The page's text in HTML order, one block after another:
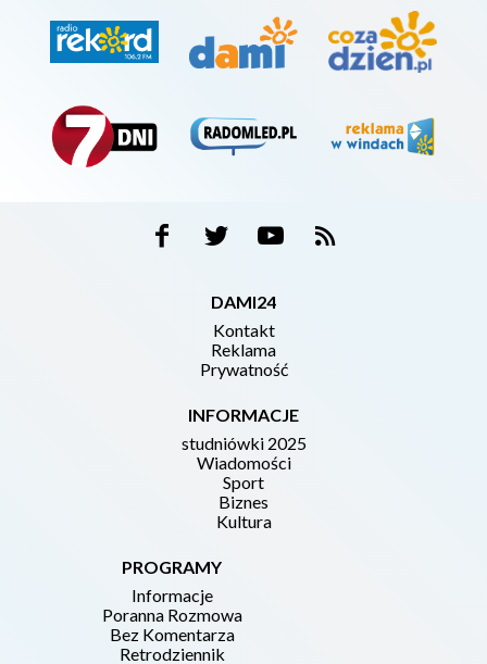
DAMI24
Kontakt
Reklama
Prywatność
INFORMACJE
studniówki 2025
Wiadomości
Sport
Biznes
Kultura
PROGRAMY
Informacje
Poranna Rozmowa
Bez Komentarza
Retrodziennik